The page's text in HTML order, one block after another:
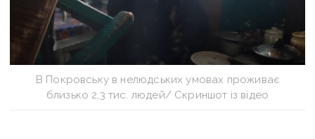
В Покровську в нелюдських умовах проживає
близько 2,3 тис. людей/ Скриншот із відео